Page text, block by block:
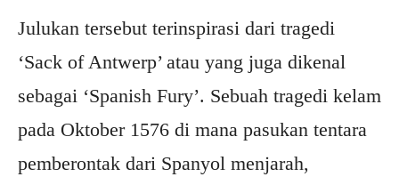
Julukan tersebut terinspirasi dari tragedi
‘Sack of Antwerp’ atau yang juga dikenal
sebagai ‘Spanish Fury’. Sebuah tragedi kelam
pada Oktober 1576 di mana pasukan tentara
pemberontak dari Spanyol menjarah,